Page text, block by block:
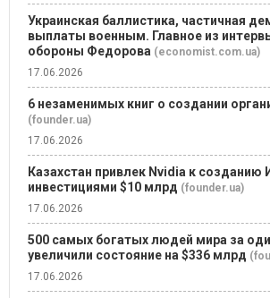
Украинская баллистика, частичная
выплаты военным. Главное из
обороны Федорова (economist.com.ua)
17.06.2026
6 незаменимых книг о создании
(founder.ua)
17.06.2026
Казахстан привлек Nvidia к созданию
инвестициями $10 млрд (founder.ua)
17.06.2026
500 самых богатых людей мира за
увеличили состояние на $336 млрд
17.06.2026